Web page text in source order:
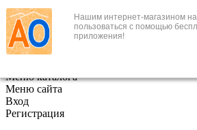
Нашим интернет-магазином
пользоваться с помощью
приложения!
+7 (495) 646-888-1
В корзине
Меню каталога
Меню сайта
Вход
Регистрация